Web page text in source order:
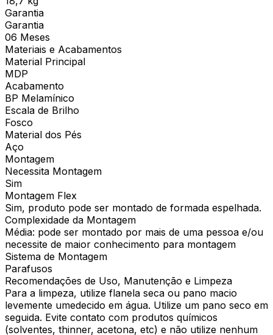
Garantia
Garantia
06 Meses
Materiais e Acabamentos
Material Principal
MDP
Acabamento
BP Melamínico
Escala de Brilho
Fosco
Material dos Pés
Aço
Montagem
Necessita Montagem
Sim
Montagem Flex
Sim, produto pode ser montado de formada espelhada.
Complexidade da Montagem
Média: pode ser montado por mais de uma pessoa e/ou
necessite de maior conhecimento para montagem
Sistema de Montagem
Parafusos
Recomendações de Uso, Manutenção e Limpeza
Para a limpeza, utilize flanela seca ou pano macio
levemente umedecido em água. Utilize um pano seco em
seguida. Evite contato com produtos químicos
(solventes, thinner, acetona, etc) e não utilize nenhum